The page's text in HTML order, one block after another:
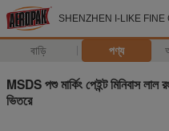
SHENZHEN I-LIKE FINE
বাড়ি পণ্য
MSDS পশু মার্কিং পেইন্ট মিনিবাস
ভিতরে